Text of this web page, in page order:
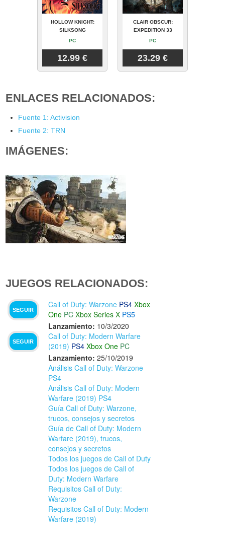
HOLLOW KNIGHT:
SILKSONG
PC
12.99 €
CLAIR OBSCUR:
EXPEDITION 33
PC
23.29 €
ENLACES RELACIONADOS:
Fuente 1: Activision
Fuente 2: TRN
IMÁGENES:
JUEGOS RELACIONADOS:
SEGUIR
Call of Duty: Warzone PS4 Xbox
One PC Xbox Series X PS5
Lanzamiento: 10/3/2020
SEGUIR
Call of Duty: Modern Warfare
(2019) PS4 Xbox One PC
Lanzamiento: 25/10/2019
Análisis Call of Duty: Warzone
PS4
Análisis Call of Duty: Modern
Warfare (2019) PS4
Guía Call of Duty: Warzone,
trucos, consejos y secretos
Guía de Call of Duty: Modern
Warfare (2019), trucos,
consejos y secretos
Todos los juegos de Call of Duty
Todos los juegos de Call of
Duty: Modern Warfare
Requisitos Call of Duty:
Warzone
Requisitos Call of Duty: Modern
Warfare (2019)